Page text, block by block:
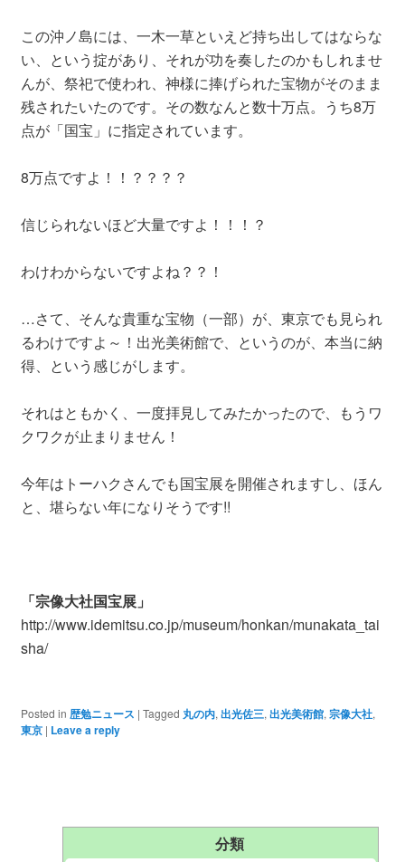
この沖ノ島には、一木一草といえど持ち出してはならな
い、という掟があり、それが功を奏したのかもしれませ
んが、祭祀で使われ、神様に捧げられた宝物がそのまま
残されたいたのです。その数なんと数十万点。うち8万
点が「国宝」に指定されています。
8万点ですよ！！？？？？
信じられないほど大量ですよ！！！？
わけわからないですよね？？！
…さて、そんな貴重な宝物（一部）が、東京でも見られ
るわけですよ～！出光美術館で、というのが、本当に納
得、という感じがします。
それはともかく、一度拝見してみたかったので、もうワ
クワクが止まりません！
今年はトーハクさんでも国宝展を開催されますし、ほん
と、堪らない年になりそうです!!
「宗像大社国宝展」
http://www.idemitsu.co.jp/museum/honkan/munakata_tai
sha/
Posted in 歴勉ニュース | Tagged 丸の内, 出光佐三, 出光美術館, 宗像大社,
東京 | Leave a reply
分類